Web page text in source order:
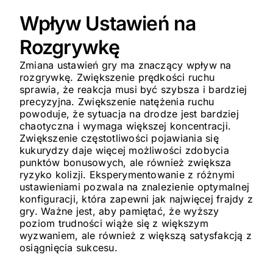
Wpływ Ustawień na
Rozgrywkę
Zmiana ustawień gry ma znaczący wpływ na
rozgrywkę. Zwiększenie prędkości ruchu
sprawia, że reakcja musi być szybsza i bardziej
precyzyjna. Zwiększenie natężenia ruchu
powoduje, że sytuacja na drodze jest bardziej
chaotyczna i wymaga większej koncentracji.
Zwiększenie częstotliwości pojawiania się
kukurydzy daje więcej możliwości zdobycia
punktów bonusowych, ale również zwiększa
ryzyko kolizji. Eksperymentowanie z różnymi
ustawieniami pozwala na znalezienie optymalnej
konfiguracji, która zapewni jak najwięcej frajdy z
gry. Ważne jest, aby pamiętać, że wyższy
poziom trudności wiąże się z większym
wyzwaniem, ale również z większą satysfakcją z
osiągnięcia sukcesu.